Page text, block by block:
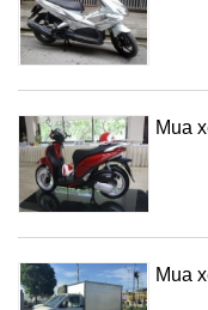
Mua
Mua